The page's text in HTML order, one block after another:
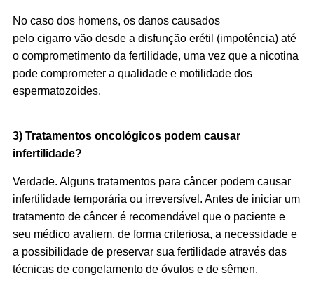
No caso dos homens, os danos causados
pelo cigarro vão desde a disfunção erétil (impotência) até
o comprometimento da fertilidade, uma vez que a nicotina
pode comprometer a qualidade e motilidade dos
espermatozoides.
3) Tratamentos oncológicos podem causar
infertilidade?
Verdade. Alguns tratamentos para câncer podem causar
infertilidade temporária ou irreversível. Antes de iniciar um
tratamento de câncer é recomendável que o paciente e
seu médico avaliem, de forma criteriosa, a necessidade e
a possibilidade de preservar sua fertilidade através das
técnicas de congelamento de óvulos e de sêmen.